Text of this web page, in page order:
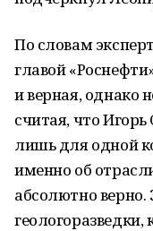
По словам
главой
и верная, однако
считая, что
лишь для одной
именно об
абсолютно верно.
геологоразведки,